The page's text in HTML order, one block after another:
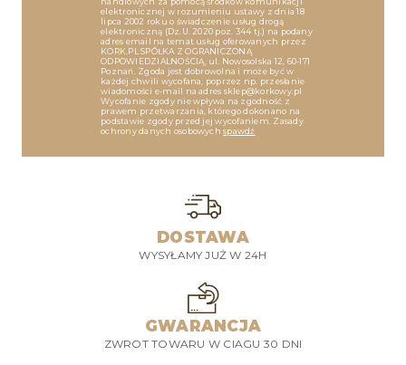
elektronicznej w rozumieniu ustawy z dnia 18
lipca 2002 roku o świadczenie usług drogą
elektroniczną (Dz.U. 2020 poz. 344 tj.) na podany
adres email na temat usług oferowanych przez
KORK.PL SPÓŁKA Z OGRANICZONĄ
ODPOWIEDZIALNOŚCIĄ, ul. Nowosolska 12, 60-171
Poznań. Zgoda jest dobrowolna i może być w
każdej chwili wycofana, poprzez np. przesłanie
wiadomości e-mail na adres sklep@korkowy.pl
Wycofanie zgody nie wpływa na zgodność z
prawem przetwarzania, którego dokonano na
podstawie zgody przed jej wycofaniem. Zasady
ochrony danych osobowychspawdź
DOSTAWA
WYSYŁAMY JUŻ W 24H
GWARANCJA
ZWROT TOWARU W CIAGU 30 DNI